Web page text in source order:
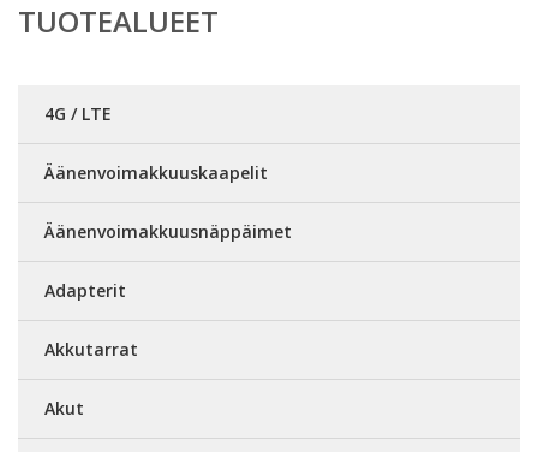
TUOTEALUEET
4G / LTE
Äänenvoimakkuuskaapelit
Äänenvoimakkuusnäppäimet
Adapterit
Akkutarrat
Akut